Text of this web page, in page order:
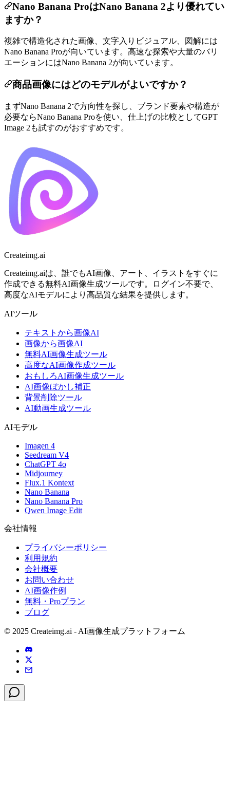
Nano Banana ProはNano Banana 2より優れてい
ますか？
複雑で構造化された画像、文字入りビジュアル、図解には
Nano Banana Proが向いています。高速な探索や大量のバリ
エーションにはNano Banana 2が向いています。
商品画像にはどのモデルがよいですか？
まずNano Banana 2で方向性を探し、ブランド要素や構造が
必要ならNano Banana Proを使い、仕上げの比較としてGPT
Image 2も試すのがおすすめです。
Createimg.ai
Createimg.aiは、誰でもAI画像、アート、イラストをすぐに
作成できる無料AI画像生成ツールです。ログイン不要で、
高度なAIモデルにより高品質な結果を提供します。
AIツール
テキストから画像AI
画像から画像AI
無料AI画像生成ツール
高度なAI画像作成ツール
おもしろAI画像生成ツール
AI画像ぼかし補正
背景削除ツール
AI動画生成ツール
AIモデル
Imagen 4
Seedream V4
ChatGPT 4o
Midjourney
Flux.1 Kontext
Nano Banana
Nano Banana Pro
Qwen Image Edit
会社情報
プライバシーポリシー
利用規約
会社概要
お問い合わせ
AI画像作例
無料・Proプラン
ブログ
© 2025 Createimg.ai - AI画像生成プラットフォーム